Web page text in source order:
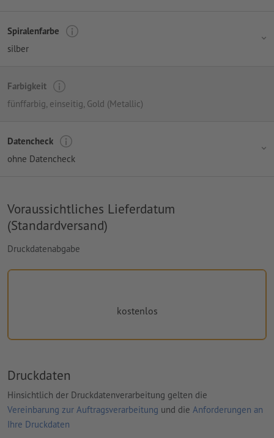
Spiralenfarbe
silber
Farbigkeit
fünffarbig, einseitig, Gold (Metallic)
Datencheck
ohne Datencheck
Voraussichtliches Lieferdatum
(Standardversand)
Druckdatenabgabe
kostenlos
Druckdaten
Hinsichtlich der Druckdatenverarbeitung gelten die
Vereinbarung zur Auftragsverarbeitung und die Anforderungen an
Ihre Druckdaten